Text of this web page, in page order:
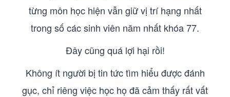
từng môn học hiện vẫn giữ vị trí hạng nhất
trong số các sinh viên năm nhất khóa 77.
Đây cũng quá lợi hại rồi!
Không ít người bị tin tức tìm hiểu được đánh
gục, chỉ riêng việc học họ đã cảm thấy rất vất